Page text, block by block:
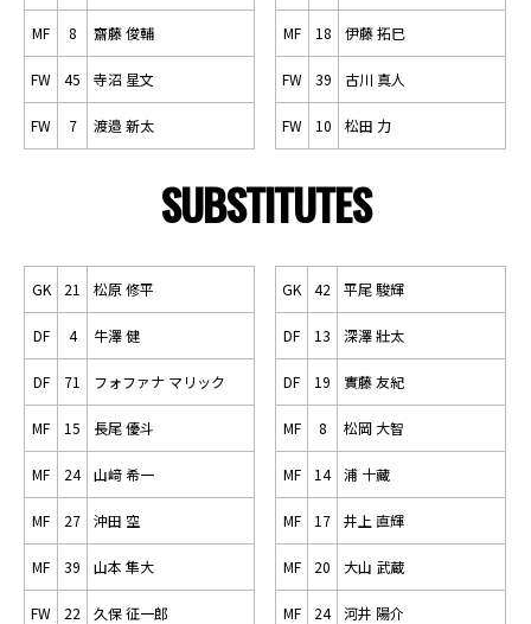
MF 8 齋藤 俊輔
FW 45 寺沼 星文
FW 7 渡邉 新太
MF 18 伊藤 拓巳
FW 39 古川 真人
FW 10 松田 力
SUBSTITUTES
GK 21 松原 修平
DF 4 牛澤 健
DF 71 フォファナ マリック
MF 15 長尾 優斗
MF 24 山﨑 希一
MF 27 沖田 空
MF 39 山本 隼大
FW 22 久保 征一郎
GK 42 平尾 駿輝
DF 13 深澤 壯太
DF 19 實藤 友紀
MF 8 松岡 大智
MF 14 浦 十藏
MF 17 井上 直輝
MF 20 大山 武蔵
MF 24 河井 陽介